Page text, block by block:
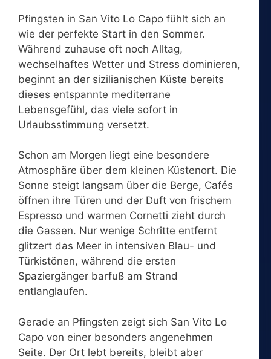
Pfingsten in San Vito Lo Capo fühlt sich an
wie der perfekte Start in den Sommer.
Während zuhause oft noch Alltag,
wechselhaftes Wetter und Stress dominieren,
beginnt an der sizilianischen Küste bereits
dieses entspannte mediterrane
Lebensgefühl, das viele sofort in
Urlaubsstimmung versetzt.
Schon am Morgen liegt eine besondere
Atmosphäre über dem kleinen Küstenort. Die
Sonne steigt langsam über die Berge, Cafés
öffnen ihre Türen und der Duft von frischem
Espresso und warmen Cornetti zieht durch
die Gassen. Nur wenige Schritte entfernt
glitzert das Meer in intensiven Blau- und
Türkistönen, während die ersten
Spaziergänger barfuß am Strand
entlanglaufen.
Gerade an Pfingsten zeigt sich San Vito Lo
Capo von einer besonders angenehmen
Seite. Der Ort lebt bereits, bleibt aber